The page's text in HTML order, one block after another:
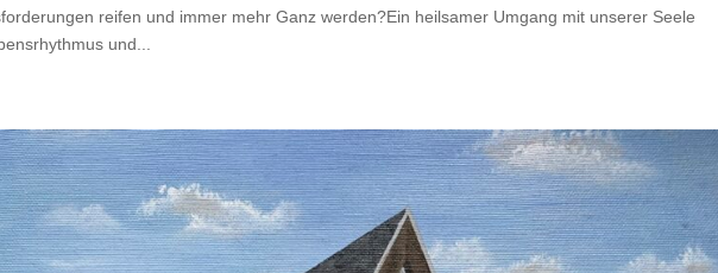
reifen und immer mehr Ganz werden?Ein heilsamer Umgang mit unserer Seele
und...